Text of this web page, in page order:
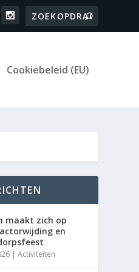
Cookiebeleid (EU)
maakt zich op
en
|Activiteiten